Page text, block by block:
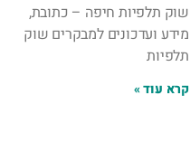
שוק תלפיות חיפה – כתובת,
מידע ועדכונים למבקרים שוק
תלפיות
קרא עוד »